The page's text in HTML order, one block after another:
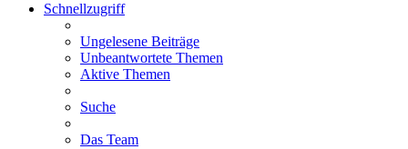
Schnellzugriff
Ungelesene Beiträge
Unbeantwortete Themen
Aktive Themen
Suche
Das Team